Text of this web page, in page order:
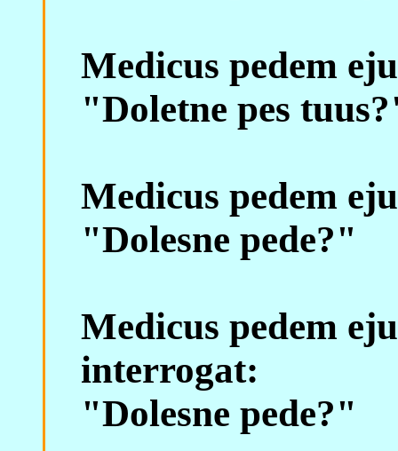
Medicus pedem
"Doletne pes
Medicus pedem
"Dolesne pede?"
Medicus pedem
interrogat:
"Dolesne pede?"